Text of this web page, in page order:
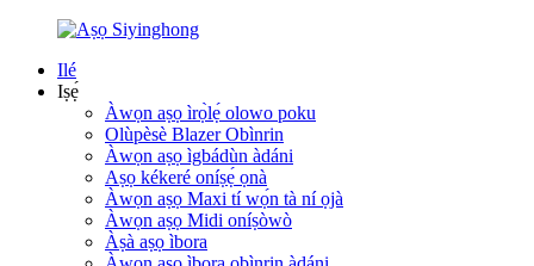
Ilé
Iṣẹ́
Àwọn aṣọ ìrọ̀lẹ́ olowo poku
Olùpèsè Blazer Obìnrin
Àwọn aṣọ ìgbádùn àdáni
Aṣọ kékeré oníṣẹ́ ọnà
Àwọn aṣọ Maxi tí wọ́n tà ní ọjà
Àwọn aṣọ Midi oníṣòwò
Àṣà aṣọ ìbora